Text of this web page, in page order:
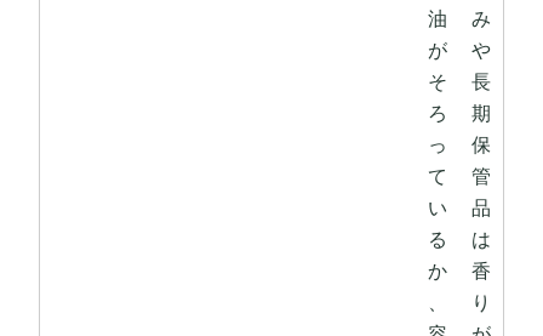
油
が
そ
ろ
っ
て
い
る
か
み
や
長
期
保
管
品
は
香
り